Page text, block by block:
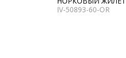
IV-50893-60-OR